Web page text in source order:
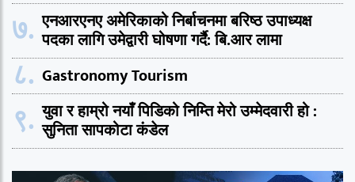
७. एनआरएनए अमेरिकाको निर्बाचनमा बरिष्ठ उपाध्यक्ष
पदका लागि उमेद्वारी घोषणा गर्दै: बि.आर लामा
८. Gastronomy Tourism
९. युवा र हाम्रो नयाँ पिडिको निम्ति मेरो उम्मेदवारी हो :
सुनिता सापकोटा कंडेल